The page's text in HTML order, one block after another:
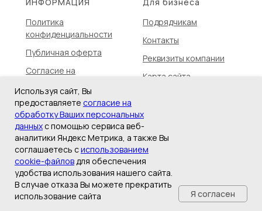
ГЛАВНАЯ КАТАЛОГ КОНТАКТЫ
Используя сайт, Вы
предоставляете согласие на
обработку Ваших персональных
данных с помощью сервиса веб-
аналитики Яндекс Метрика, а также Вы
соглашаетесь сиспользованием
cookie-файловдля обеспечения
удобства использования нашего сайта.
В случае отказа Вы можете прекратить
использование сайта
Я согласен
Политика
конфиденциальности
Публичная оферта
Согласие на
персональных данных
Сведения о сookies-
файлах
FAQ
Сертификаты
Колпаки ELBRUS
Колпаки MONBLAN
Подрядчикам
Контакты
Реквизиты компании
Карта сайта